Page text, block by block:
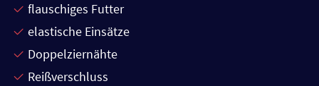
flauschiges Futter
elastische Einsätze
Doppelziernähte
Reißverschluss